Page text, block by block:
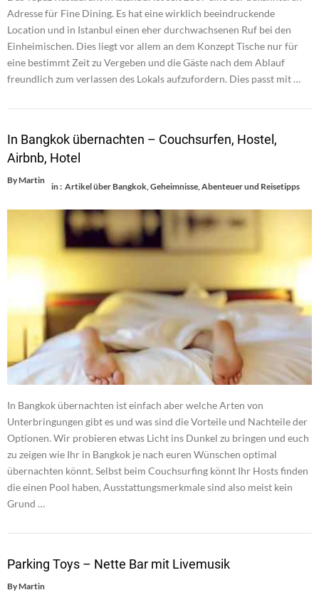
Adresse für Fine Dining. Es hat eine wirklich beeindruckende
Location und in Istanbul einen eher durchwachsenen Ruf bei den
Einheimischen. Dies liegt vor allem an dem Konzept Tische nur für
eine bestimmt Zeit zu Vergeben und die Gäste nach dem Ablauf
freundlich zum verlassen des Lokals aufzufordern. Dies passt mit …
In Bangkok übernachten – Couchsurfen, Hostel,
Airbnb, Hotel
ByMartin
in : Artikel über Bangkok,Geheimnisse, Abenteuer und Reisetipps
In Bangkok übernachten ist einfach aber welche Arten von
Unterbringungen gibt es und was sind die Vorteile und Nachteile der
Optionen. Wir probieren etwas Licht ins Dunkel zu bringen und euch
zu zeigen wie Ihr in Bangkok je nach euren Wünschen optimal
übernachten könnt. Selbst beim Couchsurfing könnt Ihr Hosts finden
die einen Pool haben, Ausstattungsmerkmale sind also meist kein
Grund …
Parking Toys – Nette Bar mit Livemusik
ByMartin